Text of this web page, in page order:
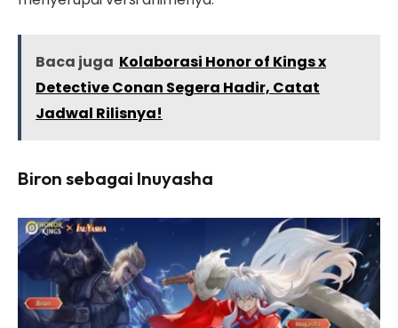
Baca juga Kolaborasi Honor of Kings x
Detective Conan Segera Hadir, Catat
Jadwal Rilisnya!
Biron sebagai Inuyasha